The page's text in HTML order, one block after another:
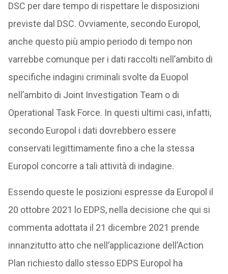
DSC per dare tempo di rispettare le disposizioni
previste dal DSC. Ovviamente, secondo Europol,
anche questo più ampio periodo di tempo non
varrebbe comunque per i dati raccolti nell’ambito di
specifiche indagini criminali svolte da Euopol
nell’ambito di Joint Investigation Team o di
Operational Task Force. In questi ultimi casi, infatti,
secondo Europol i dati dovrebbero essere
conservati legittimamente fino a che la stessa
Europol concorre a tali attività di indagine.
Essendo queste le posizioni espresse da Europol il
20 ottobre 2021 lo EDPS, nella decisione che qui si
commenta adottata il 21 dicembre 2021 prende
innanzitutto atto che nell’applicazione dell’Action
Plan richiesto dallo stesso EDPS Europol ha